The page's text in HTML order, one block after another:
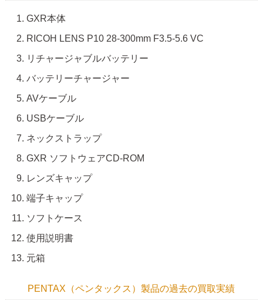
GXR本体
RICOH LENS P10 28-300mm F3.5-5.6 VC
リチャージャブルバッテリー
バッテリーチャージャー
AVケーブル
USBケーブル
ネックストラップ
GXR ソフトウェアCD-ROM
レンズキャップ
端子キャップ
ソフトケース
使用説明書
元箱
PENTAX（ペンタックス）製品の過去の買取実績